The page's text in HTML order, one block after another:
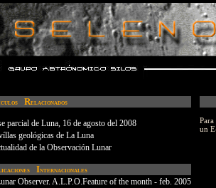
Relacionados
parcial de Luna, 16 de agosto del 2008
geológicas de La Luna
de la Observación Lunar
Internacionales
Observer. A.L.P.O.Feature of the month - feb. 2005
un